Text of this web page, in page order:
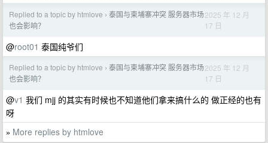
Replied to a topic by htmlove › 泰国与柬埔寨冲突 服务器市场
也会影响？
2025 年 12 月
17 日
@root01 泰国纯爷们
Replied to a topic by htmlove › 泰国与柬埔寨冲突 服务器市场
也会影响？
2025 年 12 月
17 日
@v1 我们 mjj 的其实有时候也不知道他们拿来搞什么的 做正经的也有
呀
» More replies by htmlove